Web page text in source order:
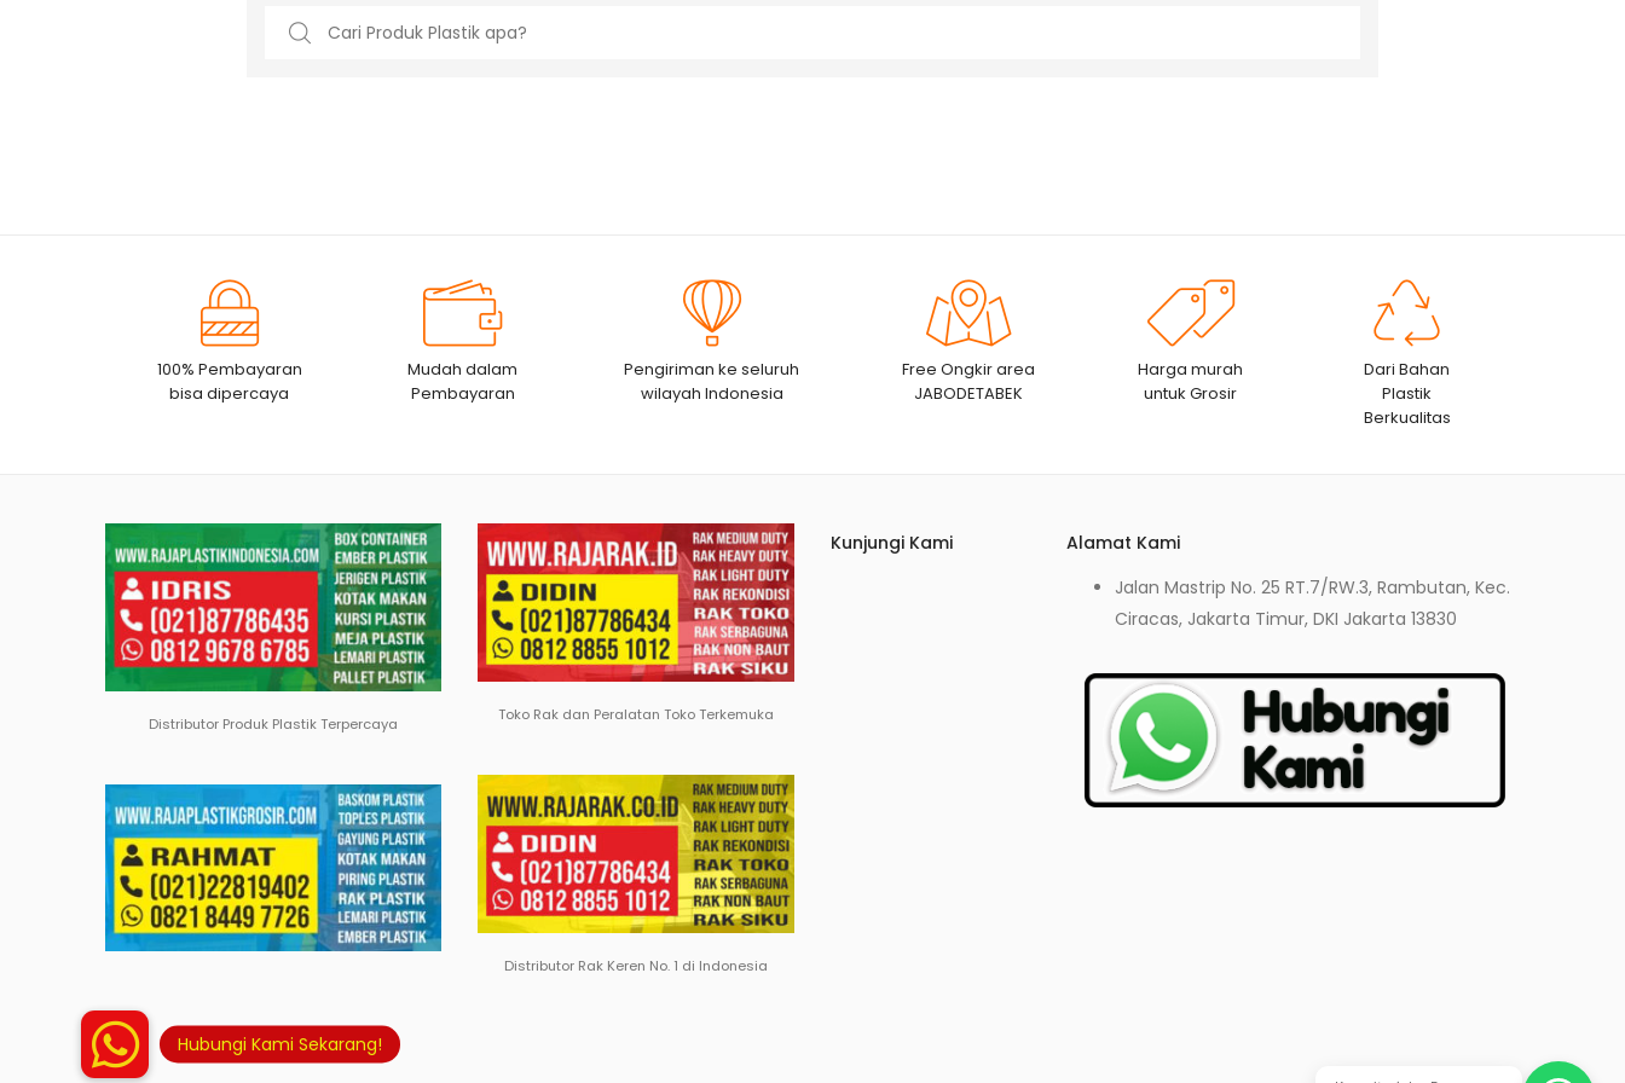
Search
100% Pembayaran
bisa dipercaya
Mudah dalam
Pembayaran
Pengiriman ke seluruh
wilayah Indonesia
Free Ongkir area
JABODETABEK
Harga murah
untuk Grosir
Dari Bahan
Plastik
Berkualitas
Distributor Produk Plastik Terpercaya Toko Rak dan Peralatan Toko Terkemuka
Distributor Rak Keren No. 1 di Indonesia
Kunjungi Kami
Alamat Kami
Jalan Mastrip No. 25 RT.7/RW.3, Rambutan, Kec.
Ciracas, Jakarta Timur, DKI Jakarta 13830